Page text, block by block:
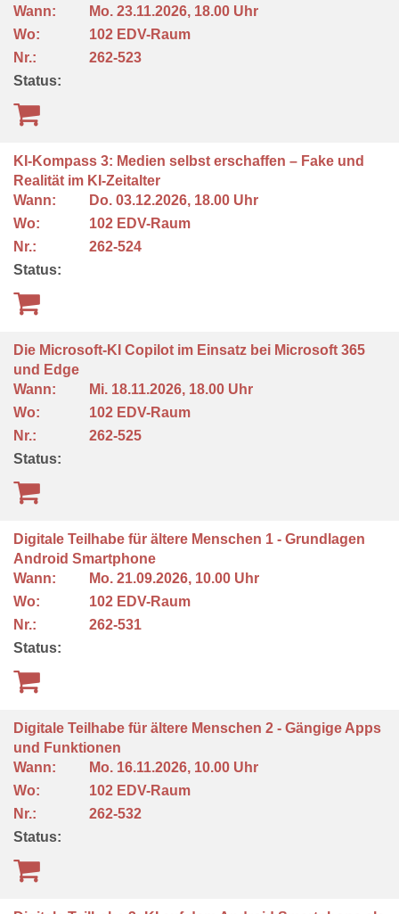
Wann: Mo. 23.11.2026, 18.00 Uhr
Wo:
102 EDV-Raum
Nr.:
262-523
Status:
KI-Kompass 3: Medien selbst erschaffen – Fake und
Realität im KI-Zeitalter
Wann:
Do. 03.12.2026, 18.00 Uhr
Wo:
102 EDV-Raum
Nr.:
262-524
Status:
Die Microsoft-KI Copilot im Einsatz bei Microsoft 365
und Edge
Wann:
Mi. 18.11.2026, 18.00 Uhr
Wo:
102 EDV-Raum
Nr.:
262-525
Status:
Digitale Teilhabe für ältere Menschen 1 - Grundlagen
Android Smartphone
Wann:
Mo. 21.09.2026, 10.00 Uhr
Wo:
102 EDV-Raum
Nr.:
262-531
Status:
Digitale Teilhabe für ältere Menschen 2 - Gängige Apps
und Funktionen
Wann:
Mo. 16.11.2026, 10.00 Uhr
Wo:
102 EDV-Raum
Nr.:
262-532
Status: